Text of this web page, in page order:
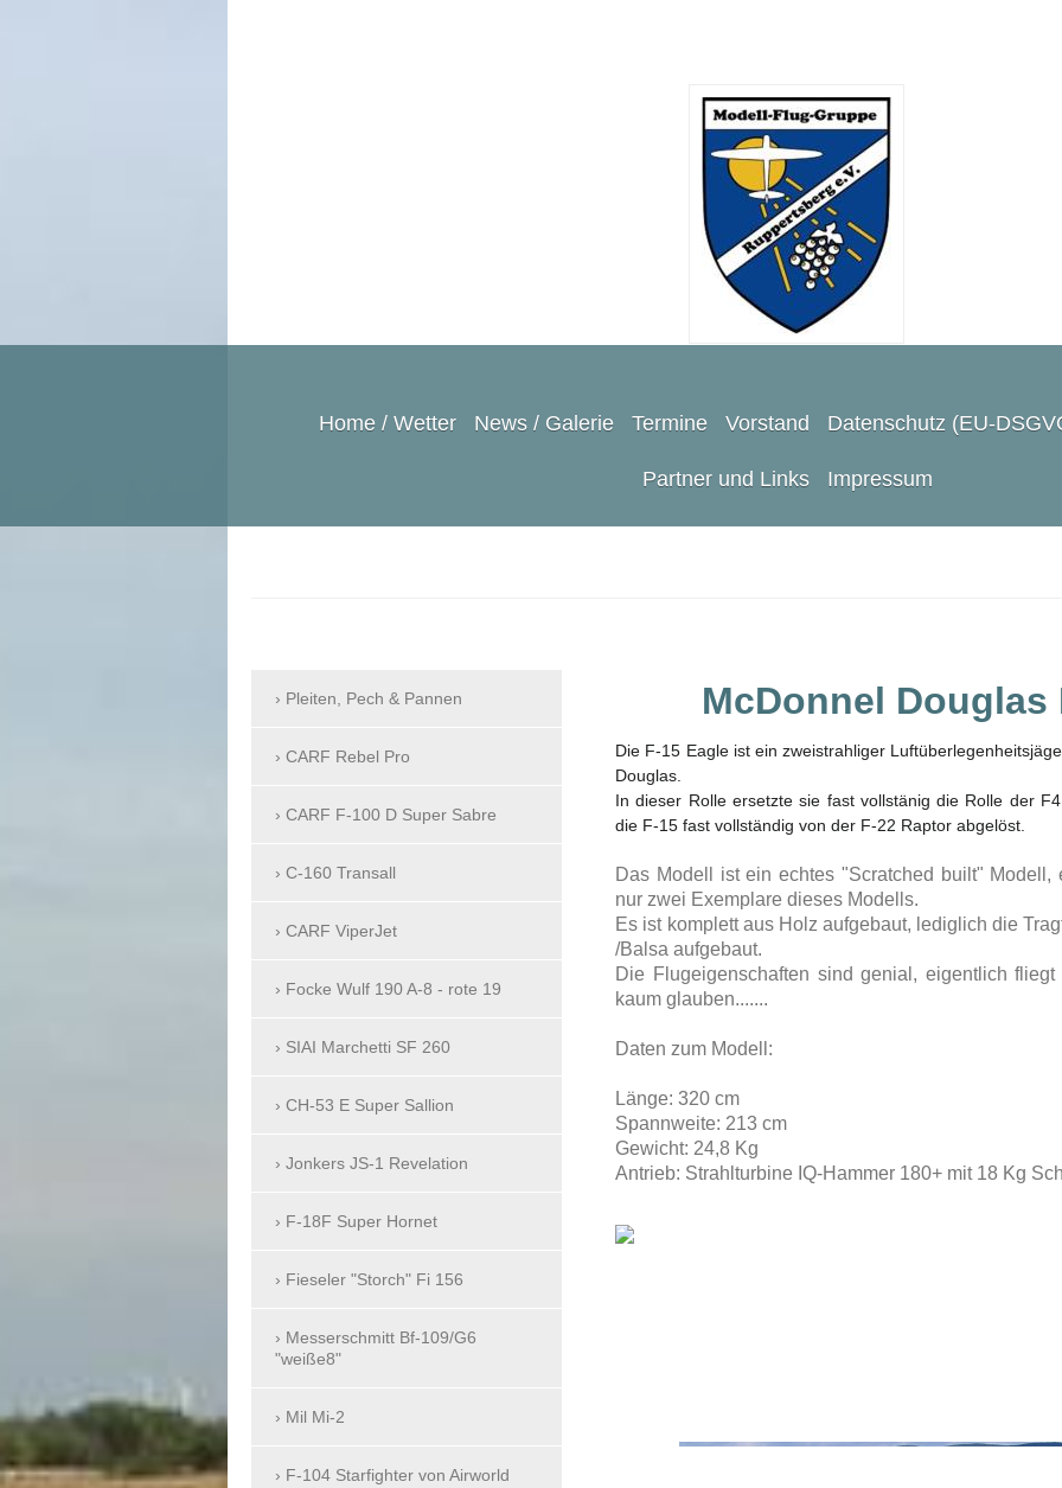
Home / Wetter News / Galerie Termine Vorstand Datenschutz (EU-
Partner und Links Impressum
McDonnel Douglas
Die F-15 Eagle ist ein zweistrahliger
Douglas.
In dieser Rolle ersetzte sie fast vollstänig die Rolle der
die F-15 fast vollständig von der F-22 Raptor abgelöst.
Das Modell ist ein echtes "Scratched built" Modell,
nur zwei Exemplare dieses Modells.
Es ist komplett aus Holz aufgebaut, lediglich die
/Balsa aufgebaut.
Die Flugeigenschaften sind genial, eigentlich
kaum glauben.......
Daten zum Modell:
Länge: 320 cm
Spannweite: 213 cm
Gewicht: 24,8 Kg
Antrieb: Strahlturbine IQ-Hammer 180+ mit 18 Kg
Pleiten, Pech & Pannen
CARF Rebel Pro
CARF F-100 D Super Sabre
C-160 Transall
CARF ViperJet
Focke Wulf 190 A-8 - rote 19
SIAI Marchetti SF 260
CH-53 E Super Sallion
Jonkers JS-1 Revelation
F-18F Super Hornet
Fieseler "Storch" Fi 156
Messerschmitt Bf-109/G6
"weiße8"
Mil Mi-2
F-104 Starfighter von Airworld